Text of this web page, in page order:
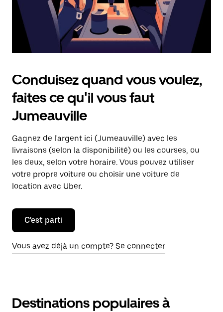
fermer
calendrier.
Conduisez quand vous voulez,
faites ce qu'il vous faut
Jumeauville
Gagnez de l'argent ici (Jumeauville) avec les
livraisons (selon la disponibilité) ou les courses, ou
les deux, selon votre horaire. Vous pouvez utiliser
votre propre voiture ou choisir une voiture de
location avec Uber.
C'est parti
Vous avez déjà un compte? Se connecter
Destinations populaires à